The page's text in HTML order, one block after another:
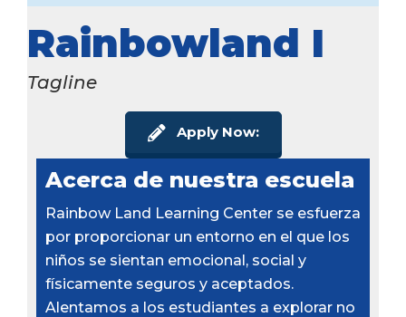
Rainbowland I
Tagline
Apply Now:
Acerca de nuestra escuela
Rainbow Land Learning Center se esfuerza
por proporcionar un entorno en el que los
niños se sientan emocional, social y
físicamente seguros y aceptados.
Alentamos a los estudiantes a explorar no